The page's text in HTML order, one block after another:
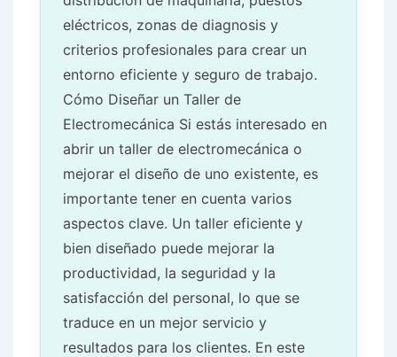
eléctricos, zonas de diagnosis y
criterios profesionales para crear un
entorno eficiente y seguro de trabajo.
Cómo Diseñar un Taller de
Electromecánica Si estás interesado en
abrir un taller de electromecánica o
mejorar el diseño de uno existente, es
importante tener en cuenta varios
aspectos clave. Un taller eficiente y
bien diseñado puede mejorar la
productividad, la seguridad y la
satisfacción del personal, lo que se
traduce en un mejor servicio y
resultados para los clientes. En este